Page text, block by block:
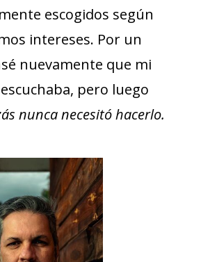
escogidos según
intereses. Por un
nuevamente que mi
pero luego
nunca necesitó hacerlo.